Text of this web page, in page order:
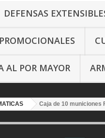
DEFENSAS
AL POR MAYOR
Caja de 10 municiones